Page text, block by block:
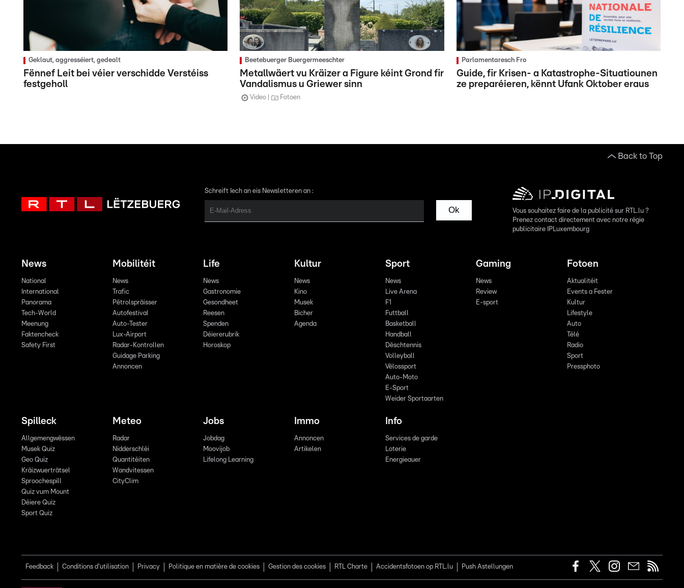
Geklaut, aggresséiert, gedealt
Fënnef Leit bei véier verschidde Verstéiss
festgeholl
Beetebuerger Buergermeeschter
Metallwäert vu Kräizer a Figure kéint Grond fir
Vandalismus u Griewer sinn
Video Fotoen
Parlamentaresch Fro
Guide, fir Krisen- a Katastrophe-Situatiounen
ze preparéieren, kënnt Ufank Oktober eraus
Back to Top
Schreift Iech an eis Newsletteren an :
Ok
Vous souhaitez faire de la publicité sur RTL.lu ?
Prenez contact directement avec notre régie
publicitaire IPLuxembourg
News
National
International
Panorama
Tech-World
Meenung
Faktencheck
Safety First
Mobilitéit
News
Trafic
Pëtrolspräisser
Autofestival
Auto-Tester
Lux-Airport
Radar-Kontrollen
Guidage Parking
Annoncen
Life
News
Gastronomie
Gesondheet
Reesen
Spenden
Déiererubrik
Horoskop
Kultur
News
Kino
Musek
Bicher
Agenda
Sport
News
Live Arena
F1
Futtball
Basketball
Handball
Dëschtennis
Volleyball
Vëlossport
Auto-Moto
E-Sport
Weider Sportaarten
Gaming
News
Review
E-sport
Fotoen
Aktualitéit
Events a Fester
Kultur
Lifestyle
Auto
Télé
Radio
Sport
Pressphoto
Spilleck
Allgemengwëssen
Musek Quiz
Geo Quiz
Kräizwuerträtsel
Sproochespill
Quiz vum Mount
Déiere Quiz
Sport Quiz
Meteo
Radar
Nidderschléi
Quantitéiten
Wandvitessen
CityClim
Jobs
Jobdag
Moovijob
Lifelong Learning
Immo
Annoncen
Artikelen
Info
Services de garde
Loterie
Energieauer
Feedback Conditions d'utilisation Privacy Politique en matière de cookies Gestion des cookies RTL Charte Accidentsfotoen op RTL.lu Push Astellungen